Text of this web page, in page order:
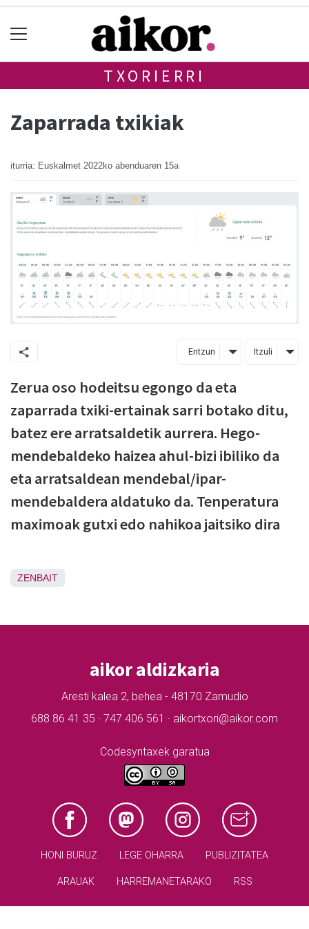
TXORIERRI
Zaparrada txikiak
iturria: Euskalmet 2022ko abenduaren 15a
Entzun Itzuli
Zerua oso hodeitsu egongo da eta
zaparrada txiki-ertainak sarri botako ditu,
batez ere arratsaldetik aurrera. Hego-
mendebaldeko haizea ahul-bizi ibiliko da
eta arratsaldean mendebal/ipar-
mendebaldera aldatuko da. Tenperatura
maximoak gutxi edo nahikoa jaitsiko dira
ZENBAIT
aikor aldizkaria
Aresti kalea 2, behea - 48170 Zamudio
688 86 41 35 · 747 406 561 · aikortxori@aikor.com
Codesyntaxek garatua
HONI BURUZ LEGE OHARRA PUBLIZITATEA
ARAUAK HARREMANETARAKO RSS